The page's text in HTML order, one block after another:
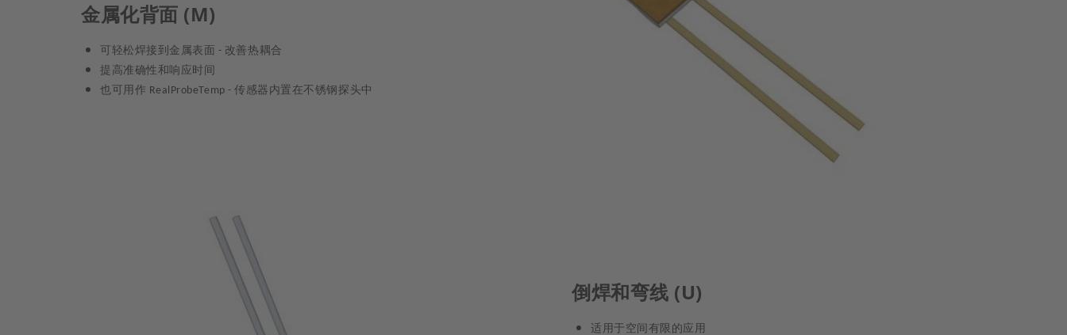
金属化背面 (M)
可轻松焊接到金属表面 - 改善热耦合
提高准确性和响应时间
也可用作 RealProbeTemp -传感器内置在不锈钢探头中
倒焊和弯线 (U)
适用于空间有限的应用